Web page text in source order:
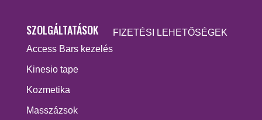
SZOLGÁLTATÁSOK
Access Bars kezelés
Kinesio tape
Kozmetika
Masszázsok
FIZETÉSI LEHETŐSÉGEK